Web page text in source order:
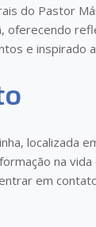
do Pastor
oferecendo
e inspirado
localizada
na vida
em